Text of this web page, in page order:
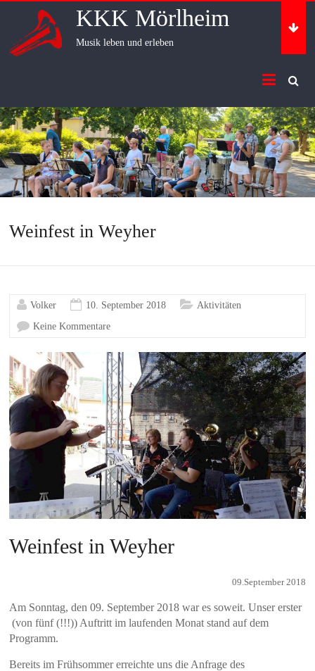
content
KKK Mörlheim
Musik leben und erleben
Weinfest in Weyher
Volker 10. September 2018
Aktivitäten
Keine Kommentare
Weinfest in Weyher
09.September 2018
Am Sonntag, den 09. September 2018 war es soweit. Unser erster
(von fünf (!!!)) Auftritt im laufenden Monat stand auf dem
Programm.
Bereits im Frühsommer erreichte uns die Anfrage des